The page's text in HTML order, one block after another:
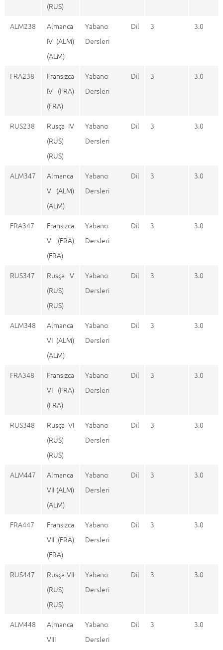
(RUS)
ALM238
Almanca
IV (ALM)
(ALM)
Yabancı Dil
Dersleri
3 3.0
FRA238
Fransızca
IV (FRA)
(FRA)
Yabancı Dil
Dersleri
3 3.0
RUS238
Rusça IV
(RUS)
(RUS)
Yabancı Dil
Dersleri
3 3.0
ALM347
Almanca
V (ALM)
(ALM)
Yabancı Dil
Dersleri
3 3.0
FRA347
Fransızca
V (FRA)
(FRA)
Yabancı Dil
Dersleri
3 3.0
RUS347
Rusça V
(RUS)
(RUS)
Yabancı Dil
Dersleri
3 3.0
ALM348
Almanca
VI (ALM)
(ALM)
Yabancı Dil
Dersleri
3 3.0
FRA348
Fransızca
VI (FRA)
(FRA)
Yabancı Dil
Dersleri
3 3.0
RUS348
Rusça VI
(RUS)
(RUS)
Yabancı Dil
Dersleri
3 3.0
ALM447
Almanca
VII (ALM)
(ALM)
Yabancı Dil
Dersleri
3 3.0
FRA447
Fransızca
VII (FRA)
(FRA)
Yabancı Dil
Dersleri
3 3.0
RUS447
Rusça VII
(RUS)
(RUS)
Yabancı Dil
Dersleri
3 3.0
ALM448
Almanca
VIII
Yabancı Dil
Dersleri
3 3.0